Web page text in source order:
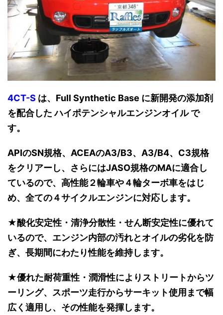
4CT-S は、Full Synthetic Base に新開発の添加剤
を配合した ハイポテンシャルエンジンオイル で
す。
APIのSN規格、ACEAのA3/B3、A3/B4、C3規格
をクリアーし、さらにはJASO規格のMAに適合し
ているので、高性能２輪車や４輪ターボ車をはじ
め、全ての４サイクルエンジンに対応します。
★酸化安定性・清浄分散性・せん断安定性に優れて
いるので、エンジン内部の汚れとオイルの劣化を防
ぎ、長期間にわたり性能を維持します。
★優れた耐荷重性・潤滑性によりストリートからツ
ーリング、スポーツ走行からサーキット使用まで幅
広く適用し、その性能を発揮します。